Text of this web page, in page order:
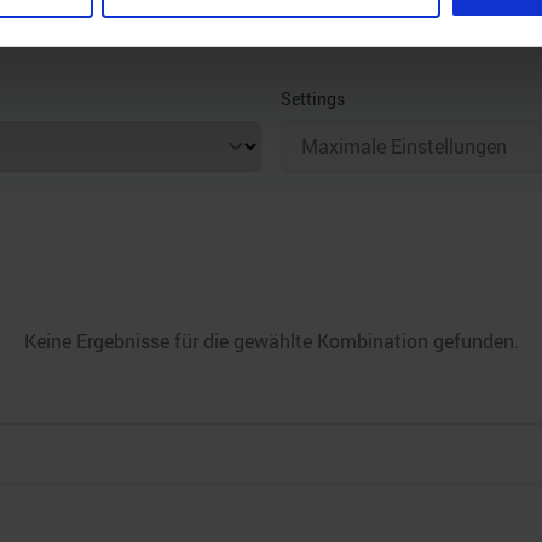
zu analysieren. Außerdem geben wir Informationen zu
Medien, Werbung und Analysen weiter. Unsere Partner
Settings
Keine Ergebnisse für die gewählte Kombination gefunden.